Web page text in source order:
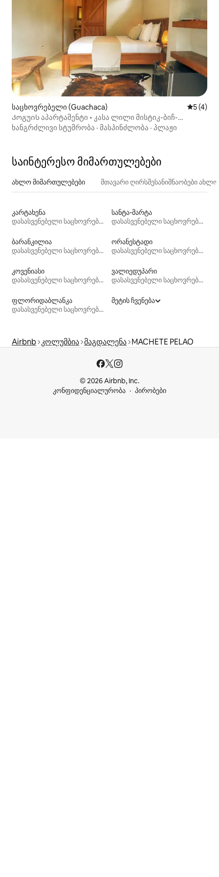
საცხოვრებელი (Guachaca)
5 (4)
Კოგუის აპარტამენტი • კასა ლილი მისტიკ-ბიჩ-
კურორტზე
ხანგრძლივი სტუმრობა · მასპინძლობა · პლაჟი
საინტერესო მიმართულებები
ახლო მიმართულებები მთავარი ღირსშესანიშნაობები
კარტახენა
დასასვენებელი საცხოვრებლები
სანტა-მარტა
დასასვენებელი საცხოვრებლები
ბარანკილია
დასასვენებელი საცხოვრებლები
ორანესტადი
დასასვენებელი საცხოვრებლები
კოვენიასი
დასასვენებელი საცხოვრებლები
ვალიედუპარი
დასასვენებელი საცხოვრებლები
ფლორიდაბლანკა
დასასვენებელი საცხოვრებლები
მეტის ჩვენება
Airbnb კოლუმბია მაგდალენა MACHETE PELAO
© 2026 Airbnb, Inc.
კონფიდენციალურობა
პირობები